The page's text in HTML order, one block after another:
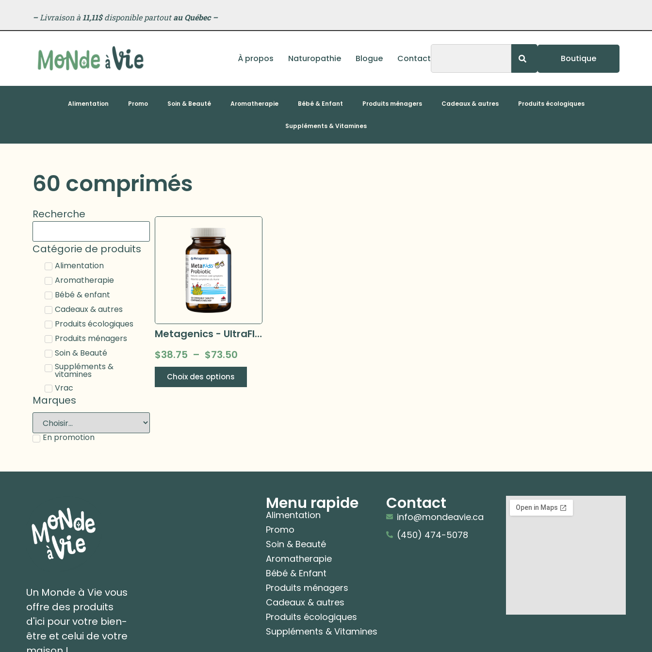
–Livraison à 11,11$disponible partoutau Québec –
À propos Naturopathie Blogue Contact Boutique
Alimentation Promo Soin & Beauté Aromatherapie Bébé & Enfant Produits ménagers Cadeaux & autres Produits écologiques
Suppléments & Vitamines
60 comprimés
Recherche
Catégorie de produits
Alimentation
Aromatherapie
Bébé & enfant
Cadeaux & autres
Produits écologiques
Produits ménagers
Soin & Beauté
Suppléments &
vitamines
Vrac
Marques
En promotion
Metagenics - UltraFlora Probiotique pour enfants
$38.75 – $73.50
Choix des options
Un Monde à Vie vous
offre des produits
d'ici pour votre bien-
être et celui de votre
Menu rapide
Alimentation
Promo
Soin & Beauté
Aromatherapie
Bébé & Enfant
Produits ménagers
Cadeaux & autres
Produits écologiques
Suppléments & Vitamines
Contact
info@mondeavie.ca
(450) 474-5078